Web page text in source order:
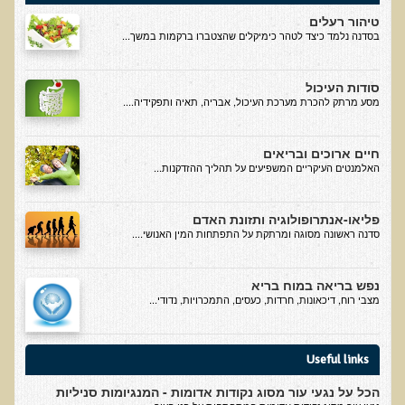
תודה לך דוקטור על חוויה נהדרת
אדם ורופא שנותן לי אלטרנטיבה אחרת ממה שהרופאים שפגשתי נתנו
לי
​תודה לך עדיאל על הפגישה היום. מאד שמחתי על האווירה האופטימית
התקווה היחידה כאשר מאובחנים עם סרטן
אנחנו מאושרים מאוד שביצענו ואת הבדיקה וממליצים בחום לכל מי
הבריאות של כל המשפחה השתפרה
אסירי תודה לך על השבת הבריאות שלנו
אודות
טיהור רעלים
בסדנה נלמד כיצד לטהר כימיקלים שהצטברו ברקמות במשך...
סודות העיכול
מסע מרתק להכרת מערכת העיכול, אבריה, תאיה ותפקידיה....
חיים ארוכים ובריאים
האלמנטים העיקריים המשפיעים על תהליך ההזדקנות...
פליאו-אנתרופולוגיה ותזונת האדם
סדנה ראשונה מסוגה ומרתקת על התפתחות המין האנושי....
נפש בריאה במוח בריא
מצבי רוח, דיכאונות, חרדות, כעסים, התמכרויות, נדודי...
Useful links
הכל על נגעי עור מסוג נקודות אדומות - המנגיומות סניליות